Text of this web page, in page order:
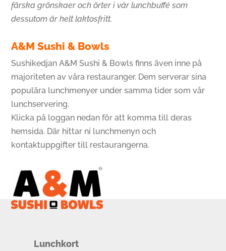
färska grönskaer och örter i vår lunchbuffé som
dessutom är helt laktosfritt.
A&M Sushi & Bowls
Sushikedjan A&M Sushi & Bowls finns även inne på
majoriteten av våra restauranger. Dem serverar sina
populära lunchmenyer under samma tider som vår
lunchservering.
Klicka på loggan nedan för att komma till deras
hemsida. Där hittar ni lunchmenyn och
kontaktuppgifter till restaurangerna.
Lunchkort